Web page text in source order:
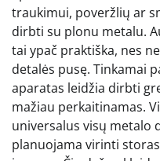
traukimui, poveržlių ar
dirbti su plonu metalu.
tai ypač praktiška, nes
detalės pusę. Tinkamai
aparatas leidžia dirbti
mažiau perkaitinamas.
universalus visų metalo
planuojama virinti